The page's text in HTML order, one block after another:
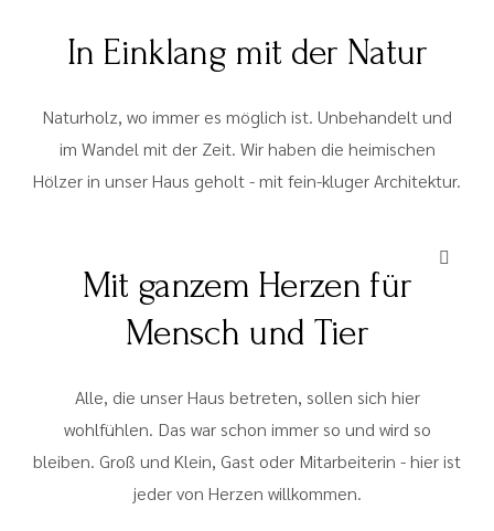
In Einklang mit der Natur
Naturholz, wo immer es möglich ist. Unbehandelt und
im Wandel mit der Zeit. Wir haben die heimischen
Hölzer in unser Haus geholt - mit fein-kluger Architektur.
Mit ganzem Herzen für
Mensch und Tier
Alle, die unser Haus betreten, sollen sich hier
wohlfühlen. Das war schon immer so und wird so
bleiben. Groß und Klein, Gast oder Mitarbeiterin - hier ist
jeder von Herzen willkommen.